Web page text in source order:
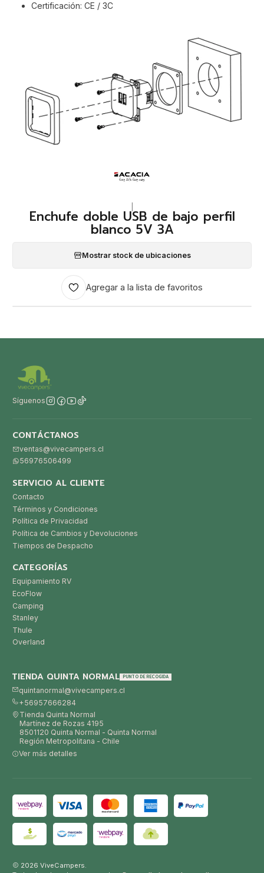
Certificación: CE / 3C
Enchufe doble USB de bajo perfil
blanco 5V 3A
Mostrar stock de ubicaciones
Agregar a la lista de favoritos
Síguenos
CONTÁCTANOS
ventas@vivecampers.cl
56976506499
SERVICIO AL CLIENTE
Contacto
Términos y Condiciones
Política de Privacidad
Política de Cambios y Devoluciones
Tiempos de Despacho
CATEGORÍAS
Equipamiento RV
EcoFlow
Camping
Stanley
Thule
Overland
TIENDA QUINTA NORMAL PUNTO DE RECOGIDA
quintanormal@vivecampers.cl
+56957666284
Tienda Quinta Normal
Martínez de Rozas 4195
8501120 Quinta Normal - Quinta Normal
Región Metropolitana - Chile
Ver más detalles
2026 ViveCampers.